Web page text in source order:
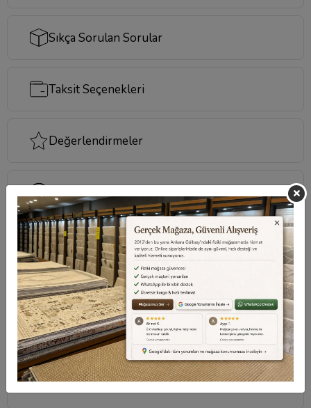
Sıkça Sorulan Sorular
Taksit Seçenekleri
Değerlendirmeler
Aklınızdaki soruların yanıtları ve önemli konuların
cevapları içindestek merkezisayfamızı ziyaret
edebilirsiniz.
Destek Merkezi
0540 001 51 51
Whatsapp Destek
0540 001 51 51
Öneri ve Şikayet